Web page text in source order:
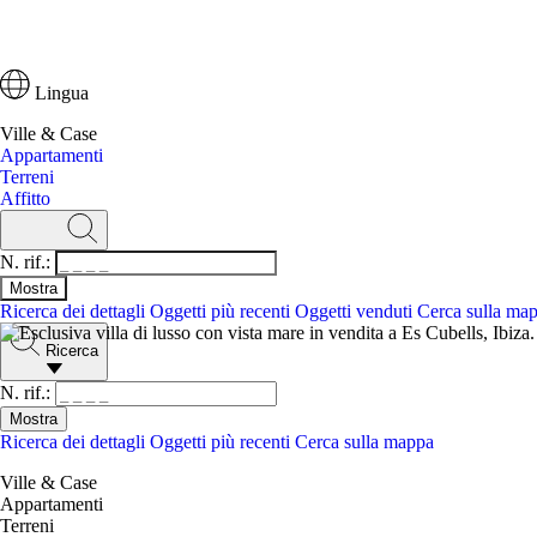
Lingua
Ville & Case
Appartamenti
Terreni
Affitto
N. rif.:
Ricerca dei dettagli Oggetti più recenti Oggetti venduti Cerca sulla
Ricerca
N. rif.:
Ricerca dei dettagli Oggetti più recenti Cerca sulla mappa
Ville & Case
Appartamenti
Terreni